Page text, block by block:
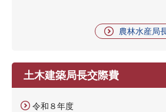
農林水産局
土木建築局長交際費
令和８年度